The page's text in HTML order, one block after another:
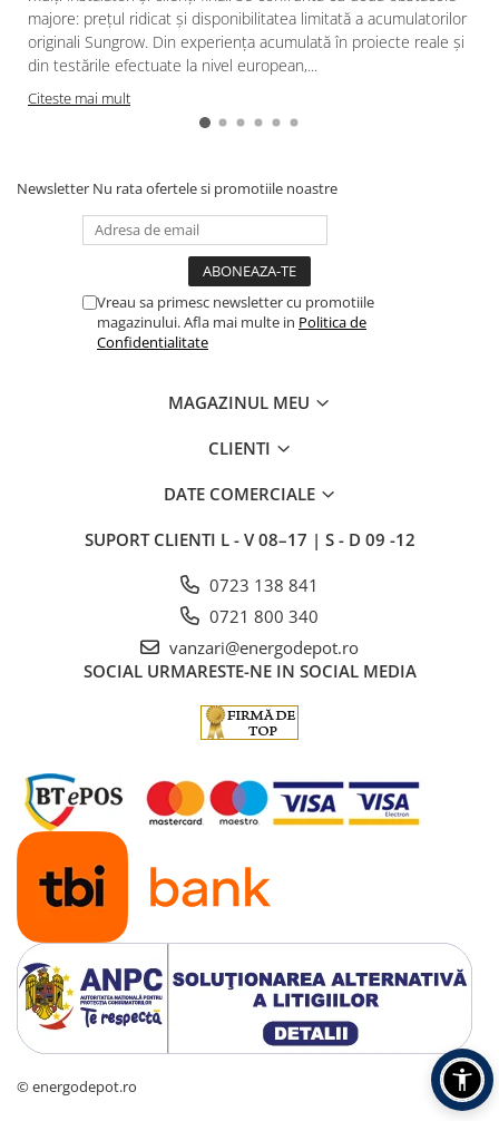
majore: prețul ridicat și disponibilitatea limitată a acumulatorilor
originali Sungrow. Din experiența acumulată în proiecte reale și
din testările efectuate la nivel european,...
Citeste mai mult
Newsletter Nu rata ofertele si promotiile noastre
Vreau sa primesc newsletter cu promotiile
magazinului. Afla mai multe in Politica de
Confidentialitate
MAGAZINUL MEU
CLIENTI
DATE COMERCIALE
SUPORT CLIENTI L - V 08–17 | S - D 09 -12
0723 138 841
0721 800 340
vanzari@energodepot.ro
SOCIAL URMARESTE-NE IN SOCIAL MEDIA
© energodepot.ro